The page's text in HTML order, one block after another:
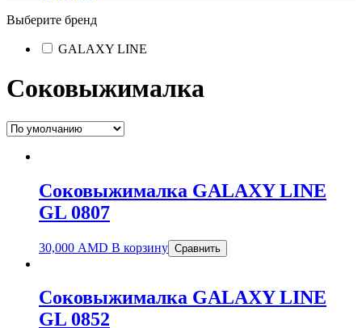
Выберите бренд
GALAXY LINE
Соковыжималка
Соковыжималка GALAXY LINE
GL 0807
30,000 AMD В корзину Сравнить
Соковыжималка GALAXY LINE
GL 0852